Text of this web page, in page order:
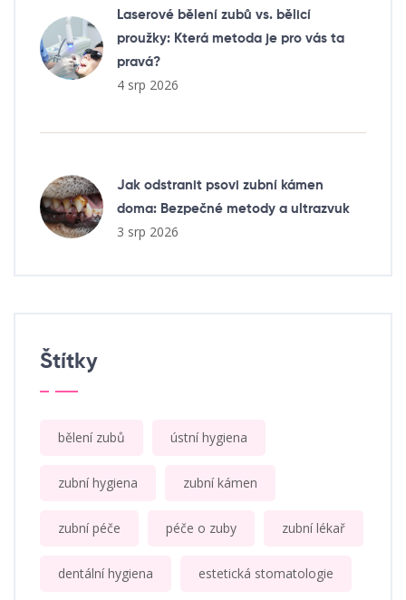
Laserové bělení zubů vs. bělicí
proužky: Která metoda je pro vás ta
pravá?
4 srp 2026
Jak odstranit psovi zubní kámen
doma: Bezpečné metody a ultrazvuk
3 srp 2026
Štítky
bělení zubů ústní hygiena
zubní hygiena zubní kámen
zubní péče péče o zuby zubní lékař
dentální hygiena estetická stomatologie